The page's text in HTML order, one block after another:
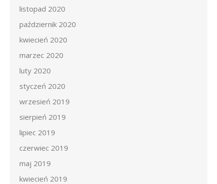
listopad 2020
październik 2020
kwiecień 2020
marzec 2020
luty 2020
styczeń 2020
wrzesień 2019
sierpień 2019
lipiec 2019
czerwiec 2019
maj 2019
kwiecień 2019